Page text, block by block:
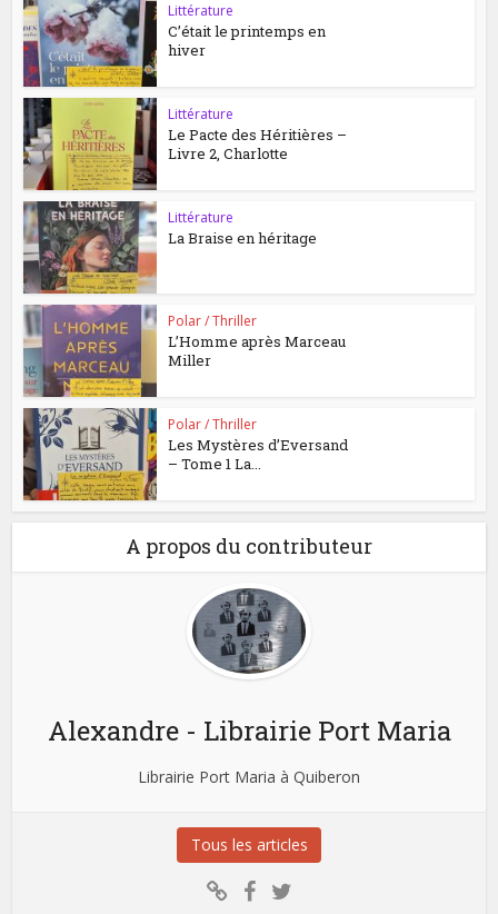
Littérature
C’était le printemps en
hiver
Littérature
Le Pacte des Héritières –
Livre 2, Charlotte
Littérature
La Braise en héritage
Polar / Thriller
L’Homme après Marceau
Miller
Polar / Thriller
Les Mystères d’Eversand
– Tome 1 La...
A propos du contributeur
Alexandre - Librairie Port Maria
Librairie Port Maria à Quiberon
Tous les articles